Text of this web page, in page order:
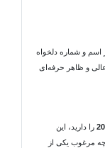
اسم و شماره دلخواه
عالی و ظاهر حرفه‌ای
را دارید، این
مرغوب یکی از